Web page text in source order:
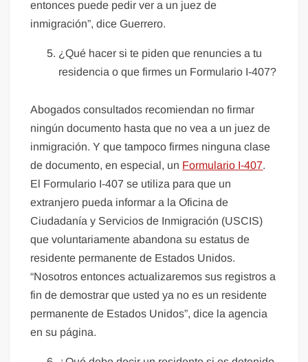
entonces puede pedir ver a un juez de
inmigración”, dice Guerrero.
¿Qué hacer si te piden que renuncies a tu
residencia o que firmes un Formulario I-407?
Abogados consultados recomiendan no firmar
ningún documento hasta que no vea a un juez de
inmigración. Y que tampoco firmes ninguna clase
de documento, en especial, un Formulario I-407.
El Formulario I-407 se utiliza para que un
extranjero pueda informar a la Oficina de
Ciudadanía y Servicios de Inmigración (USCIS)
que voluntariamente abandona su estatus de
residente permanente de Estados Unidos.
“Nosotros entonces actualizaremos sus registros a
fin de demostrar que usted ya no es un residente
permanente de Estados Unidos”, dice la agencia
en su página.